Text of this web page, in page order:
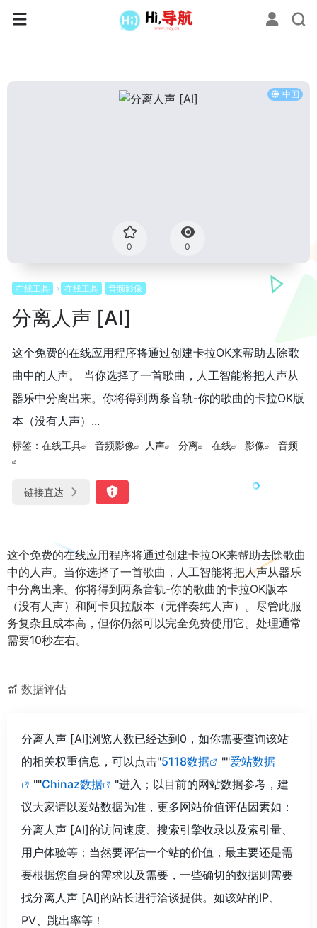
中国
0 0
在线工具 在线工具 音频影像
分离人声 [AI]
这个免费的在线应用程序将通过创建卡拉OK来帮助去除歌
曲中的人声。 当你选择了一首歌曲，人工智能将把人声从
器乐中分离出来。你将得到两条音轨-你的歌曲的卡拉OK版
本（没有人声）...
标签： 在线工具 音频影像 人声 分离 在线 影像 音频
链接直达
这个免费的在线应用程序将通过创建卡拉OK来帮助去除歌曲
中的人声。当你选择了一首歌曲，人工智能将把人声从器乐
中分离出来。你将得到两条音轨-你的歌曲的卡拉OK版本
（没有人声）和阿卡贝拉版本（无伴奏纯人声）。尽管此服
务复杂且成本高，但你仍然可以完全免费使用它。处理通常
需要10秒左右。
数据评估
分离人声 [AI]浏览人数已经达到0，如你需要查询该站
的相关权重信息，可以点击"5118数据 ""爱站数据
""Chinaz数据
"进入；以目前的网站数据参考，建
议大家请以爱站数据为准，更多网站价值评估因素如：
分离人声 [AI]的访问速度、搜索引擎收录以及索引量、
用户体验等；当然要评估一个站的价值，最主要还是需
要根据您自身的需求以及需要，一些确切的数据则需要
找分离人声 [AI]的站长进行洽谈提供。如该站的IP、
PV、跳出率等！